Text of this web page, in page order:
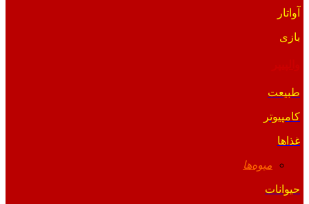
آواتار
بازی
طبیعت
کامپیوتر
غذاها
میوه‌ها
حیوانات